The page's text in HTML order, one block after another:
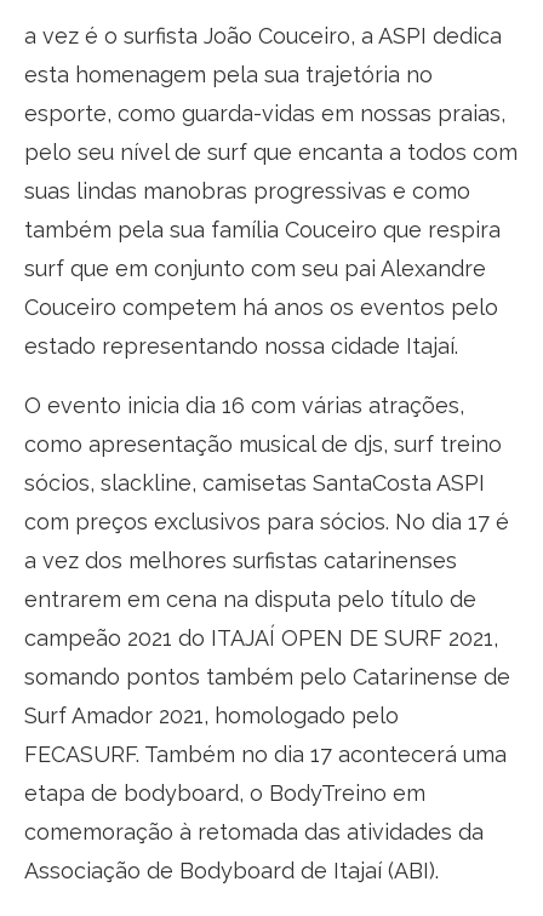
a vez é o surfista João Couceiro, a ASPI dedica
esta homenagem pela sua trajetória no
esporte, como guarda-vidas em nossas praias,
pelo seu nível de surf que encanta a todos com
suas lindas manobras progressivas e como
também pela sua família Couceiro que respira
surf que em conjunto com seu pai Alexandre
Couceiro competem há anos os eventos pelo
estado representando nossa cidade Itajaí.
O evento inicia dia 16 com várias atrações,
como apresentação musical de djs, surf treino
sócios, slackline, camisetas SantaCosta ASPI
com preços exclusivos para sócios. No dia 17 é
a vez dos melhores surfistas catarinenses
entrarem em cena na disputa pelo título de
campeão 2021 do ITAJAÍ OPEN DE SURF 2021,
somando pontos também pelo Catarinense de
Surf Amador 2021, homologado pelo
FECASURF. Também no dia 17 acontecerá uma
etapa de bodyboard, o BodyTreino em
comemoração à retomada das atividades da
Associação de Bodyboard de Itajaí (ABI).